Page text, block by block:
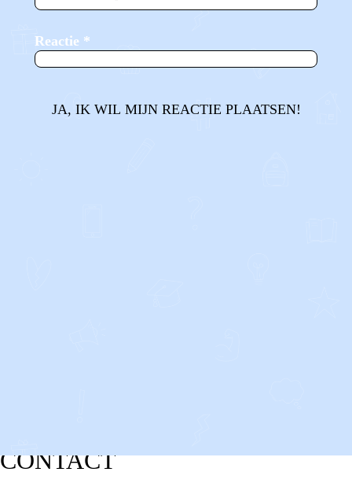
Reactie *
JA, IK WIL MIJN REACTIE PLAATSEN!
CONTACT